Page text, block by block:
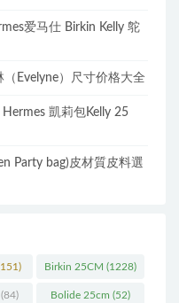
爱马仕 Birkin Kelly 鸵
Evelyne）尺寸价格大全
凱莉包Kelly 25
Party bag)皮材質皮料選
Birkin 25CM (1228)
(84) Bolide 25cm (52)